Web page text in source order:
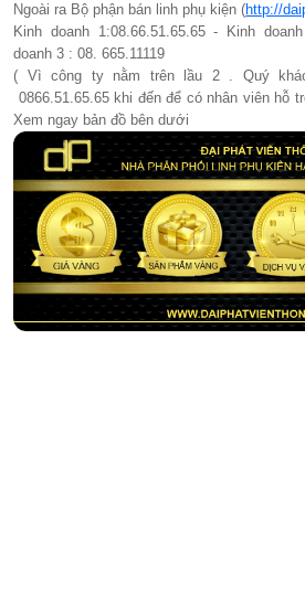
Ngoài ra Bộ phận bán linh phụ kiện (http://
Kinh doanh 1:08.66.51.65.65 - Kinh
doanh 3 : 08. 665.11119
( Vì công ty nằm trên lầu 2 . Quý
0866.51.65.65 khi đến để có nhân viên hỗ
Xem ngay bản đồ bên dưới